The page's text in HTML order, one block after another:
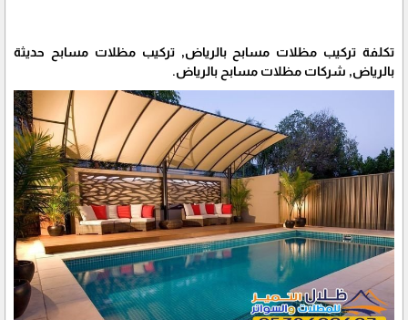
تكلفة تركيب مظلات مسابح بالرياض, تركيب مظلات مسابح حديثة
بالرياض, شركات مظلات مسابح بالرياض.